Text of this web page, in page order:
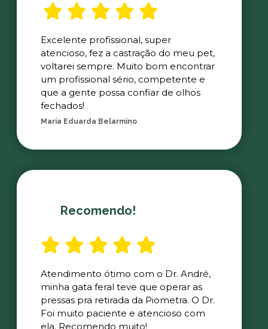
Excelente profissional, super
atencioso, fez a castração do meu pet,
voltarei sempre. Muito bom encontrar
um profissional sério, competente e
que a gente possa confiar de olhos
fechados!
Maria Eduarda Belarmino
Recomendo!
Atendimento ótimo com o Dr. André,
minha gata feral teve que operar as
pressas pra retirada da Piometra. O Dr.
Foi muito paciente e atencioso com
ela. Recomendo muito!